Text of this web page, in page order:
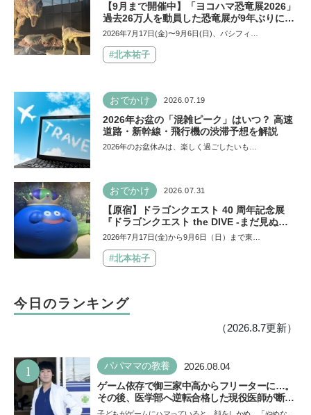
【9月まで開催中】「ヨコハマ恐竜展2026」
過去26万人を動員した恐竜展が9年ぶりに復
活！ 夏休みのおでかけで楽しむポイントを
2026年7月17日(金)〜9月6日(日)、パシフィ…
#北本祐子
おでかけ 2026.07.19
2026年お盆の「混雑ピーク」はいつ？ 高速
道路・新幹線・飛行機の渋滞予想を解説
2026年のお盆休みは、楽しく過ごしたいも…
おでかけ 2026.07.31
【原宿】ドラゴンクエスト 40 周年記念展
『ドラゴンクエスト the DIVE -まだ見ぬ冒
険の舞台へ-』が原宿ハラカドに登場！ VR体
楽しめる注目イベント
2026年7月17日(金)から9月6日（日）まで東…
#北本祐子
今日のランキング
（2026.8.7更新）
1 パパママの教養 2026.08.04
ゲーム依存で御三家中高からフリーターに…。
その後、医学部へ逆転合格した現役医師が断言
「ゲームの経験が受験勉強に役立った」そう考